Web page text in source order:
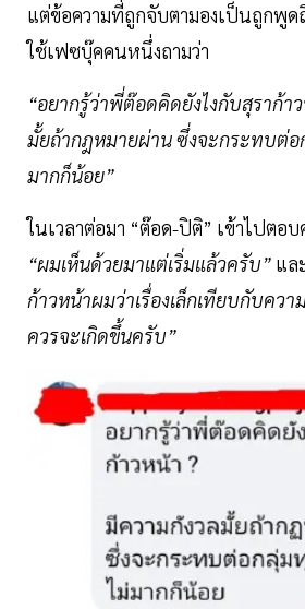
แต่ข้อความที่ถูกจับตามองเป็นถูกพูด
ใช้เฟซบุ๊คคนหนึ่งถามว่า
“อยากรู้ว่าพี่ต๊อดคิดยังไงกับสุราก้า
มั้ยถ้ากฎหมายผ่าน ซึ่งจะกระทบต่อ
มากก็น้อย”
ในเวลาต่อมา “ต๊อด-ปิติ” เข้าไปตอบ
“ผมเห็นด้วยมาแต่เริ่มแล้วครับ” แล
ก้าวหน้าผมว่าเรื่องเล็กเทียบกับคว
ควรจะเกิดขึ้นครับ”